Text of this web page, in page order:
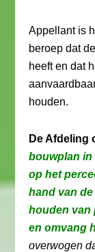
Appellant is
beroep dat
heeft en dat
houden.
De Afdeling
bouwplan in
op het
hand van
houden van
en omvang
overwogen